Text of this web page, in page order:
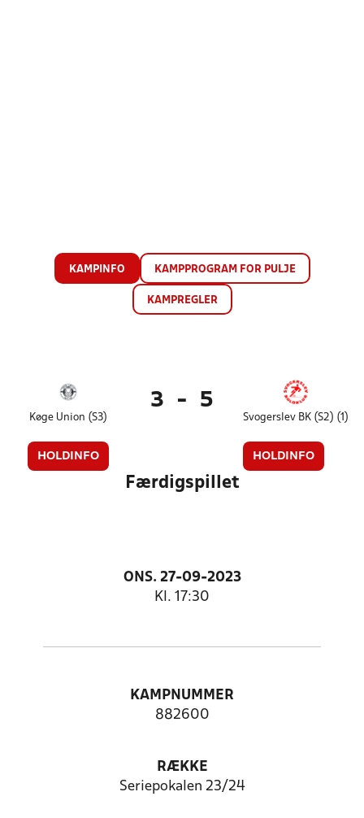
KAMPINFO KAMPPROGRAM FOR PULJE
KAMPREGLER
Køge Union (S3)
HOLDINFO
3 - 5
Svogerslev BK (S2) (1)
HOLDINFO
Færdigspillet
ONS. 27-09-2023
Kl. 17:30
KAMPNUMMER
882600
RÆKKE
Seriepokalen 23/24